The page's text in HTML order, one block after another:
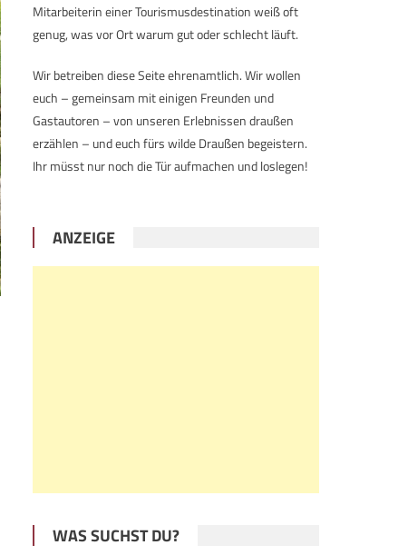
Mitarbeiterin einer Tourismusdestination weiß oft
genug, was vor Ort warum gut oder schlecht läuft.
Wir betreiben diese Seite ehrenamtlich. Wir wollen
euch – gemeinsam mit einigen Freunden und
Gastautoren – von unseren Erlebnissen draußen
erzählen – und euch fürs wilde Draußen begeistern.
Ihr müsst nur noch die Tür aufmachen und loslegen!
ANZEIGE
WAS SUCHST DU?